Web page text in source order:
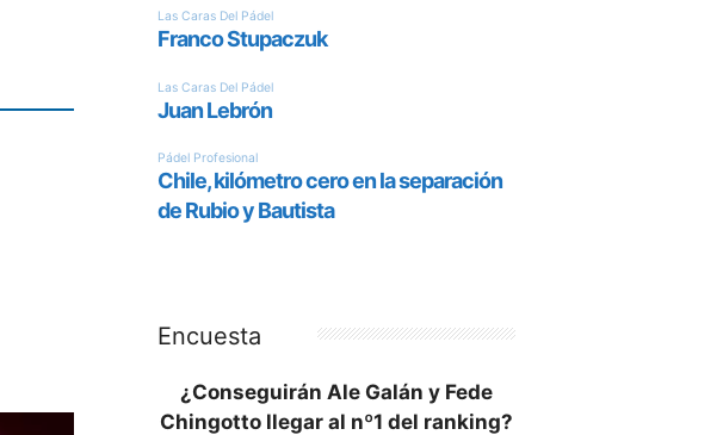
Encuesta
¿Conseguirán Ale Galán y Fede
Chingotto llegar al nº1 del ranking?